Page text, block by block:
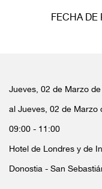
FECHA
Jueves, 02 de Marzo
al Jueves, 02 de Marzo
09:00 - 11:00
Hotel de Londres y de
Donostia - San